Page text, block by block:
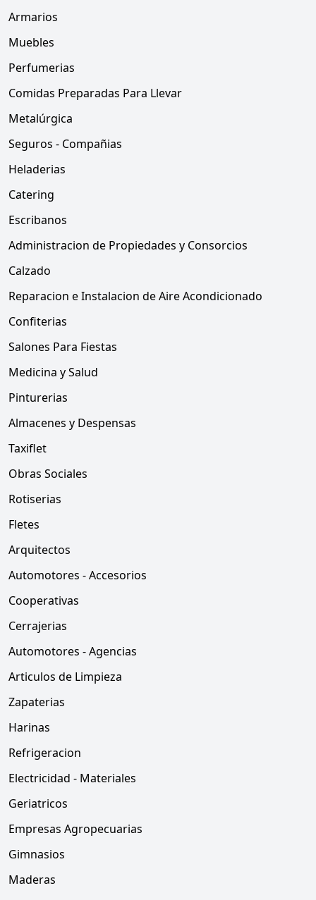
Armarios
Muebles
Perfumerias
Comidas Preparadas Para Llevar
Metalúrgica
Seguros - Compañias
Heladerias
Catering
Escribanos
Administracion de Propiedades y Consorcios
Calzado
Reparacion e Instalacion de Aire Acondicionado
Confiterias
Salones Para Fiestas
Medicina y Salud
Pinturerias
Almacenes y Despensas
Taxiflet
Obras Sociales
Rotiserias
Fletes
Arquitectos
Automotores - Accesorios
Cooperativas
Cerrajerias
Automotores - Agencias
Articulos de Limpieza
Zapaterias
Harinas
Refrigeracion
Electricidad - Materiales
Geriatricos
Empresas Agropecuarias
Gimnasios
Maderas